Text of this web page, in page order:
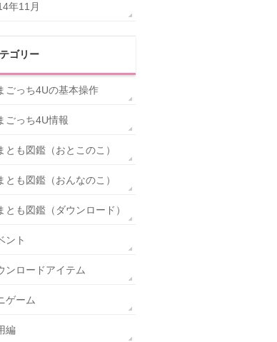
年11月
ゴリー
ごっち4Uの基本操作
ごっち4U情報
とも図鑑（おとこのこ）
とも図鑑（おんなのこ）
とも図鑑（ダウンロード）
ント
ンロードアイテム
ゲーム
編